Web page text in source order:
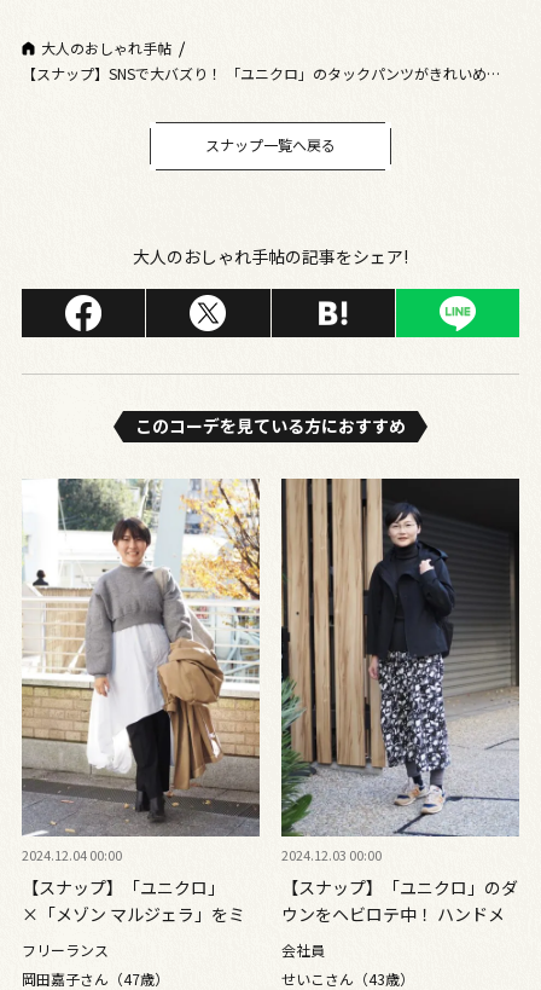
大人のおしゃれ手帖
【スナップ】SNSで大バズり！ 「ユニクロ」のタックパンツがきれいめカジ
スナップ一覧へ戻る
大人のおしゃれ手帖の記事をシェア!
このコーデを⾒ている⽅におすすめ
2024.12.04 00:00
【スナップ】「ユニクロ」
×「メゾン マルジェラ」をミ
ックス！ センスが光る着こな
しテクにくぎ付け
フリーランス
岡田嘉子さん（47歳）
2024.12.03 00:00
【スナップ】「ユニクロ」のダ
ウンをヘビロテ中！ ハンドメ
イドアイテムで自分らしい着こ
なしに
会社員
せいこさん（43歳）